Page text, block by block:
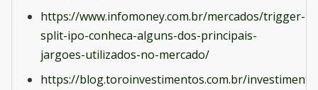
https://www.infomoney.com.br/mercados/trigger-
split-ipo-conheca-alguns-dos-principais-
jargoes-utilizados-no-mercado/
https://blog.toroinvestimentos.com.br/